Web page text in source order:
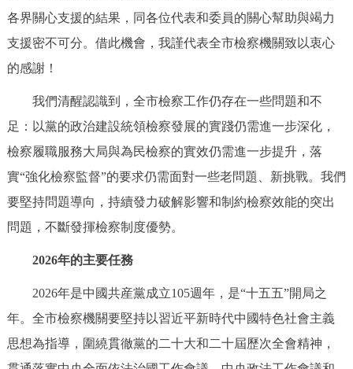
各界關心支援的結果，同各位代表和委員的關心幫助與竭力
支援密不可分。借此機會，我謹代表全市檢察機關致以衷心
的感謝！
我們清醒認識到，全市檢察工作仍存在一些問題和不
足：以黨的政治建設統領檢察發展的實踐仍需進一步深化，
檢察履職服務大局與為民檢察的實效仍需進一步提升，落
實“強化檢察監督”的要求仍需面對一些老問題、新挑戰。我們
要堅持問題導向，持續發力破解影響和制約檢察效能的突出
問題，不斷發揮檢察制度優勢。
2026年的主要任務
2026年是中國共産黨成立105週年，是“十五五”開局之
年。全市檢察機關要堅持以習近平新時代中國特色社會主義
思想為指導，圍繞貫徹黨的二十大和二十屆歷次全會精神，